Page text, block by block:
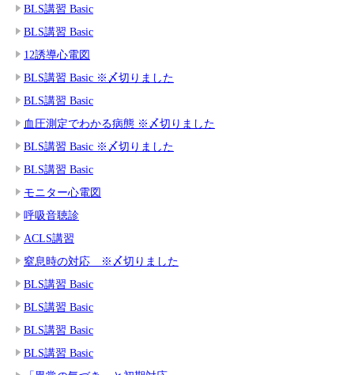
BLS講習 Basic
BLS講習 Basic
12誘導心電図
BLS講習 Basic ※〆切りました
BLS講習 Basic
血圧測定でわかる病態 ※〆切りました
BLS講習 Basic ※〆切りました
BLS講習 Basic
モニター心電図
呼吸音聴診
ACLS講習
窒息時の対応 ※〆切りました
BLS講習 Basic
BLS講習 Basic
BLS講習 Basic
BLS講習 Basic